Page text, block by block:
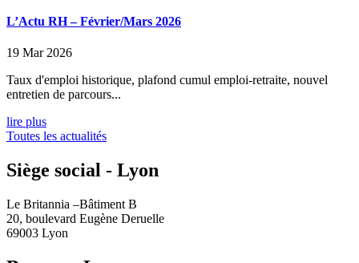
L’Actu RH – Février/Mars 2026
19 Mar 2026
Taux d'emploi historique, plafond cumul emploi-retraite, nouvel
entretien de parcours...
lire plus
Toutes les actualités
Siège social - Lyon
Le Britannia –Bâtiment B
20, boulevard Eugène Deruelle
69003 Lyon